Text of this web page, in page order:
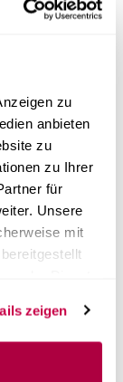
zu
anbieten
zu
zu Ihrer
für
Unsere
mit
zeigen